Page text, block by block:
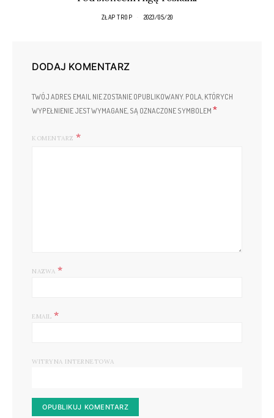
ZŁAP TROP 2023/05/20
DODAJ KOMENTARZ
TWÓJ ADRES EMAIL NIE ZOSTANIE OPUBLIKOWANY. POLA, KTÓRYCH
WYPEŁNIENIE JEST WYMAGANE, SĄ OZNACZONE SYMBOLEM *
KOMENTARZ
NAZWA *
EMAIL *
WITRYNA INTERNETOWA